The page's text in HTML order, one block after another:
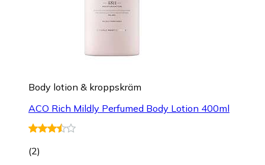
Body lotion & kroppskräm
ACO Rich Mildly Perfumed Body Lotion 400ml
(2)